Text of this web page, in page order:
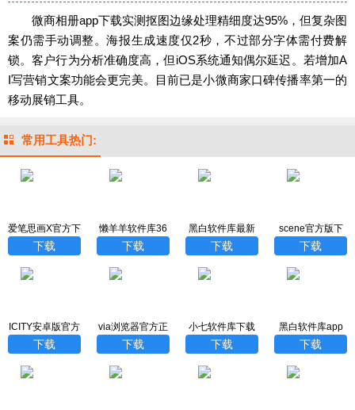
微商相册app下载实测抠图边缘处理精细度达95%，但复杂图
案仍需手动调整。海报生成速度仅2秒，不过部分字体需付费解
锁。客户行为分析准确度高，但iOS系统通知偶尔延迟。若增加A
I写营销文案功能会更完美。目前已是小微商家口碑传播率第一的
移动展销工具。
常用工具热门:
爱笔思画X官方下
载
下载
懒羊羊软件库36
5新版
下载
黑白软件库最新
版本
下载
scene官方版下
载最新版本
下载
ICITY安卓版官方
下载
下载
via浏览器官方正
版
下载
小七软件库下载
最新版
下载
黑白软件库app
免费最新版下载
下载